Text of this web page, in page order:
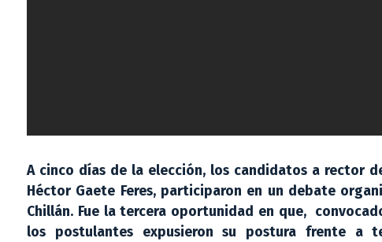
A cinco días de la elección, los candidatos a rector
Héctor Gaete Feres, participaron en un debate
Chillán. Fue la tercera oportunidad en que,
los postulantes expusieron su postura frente a